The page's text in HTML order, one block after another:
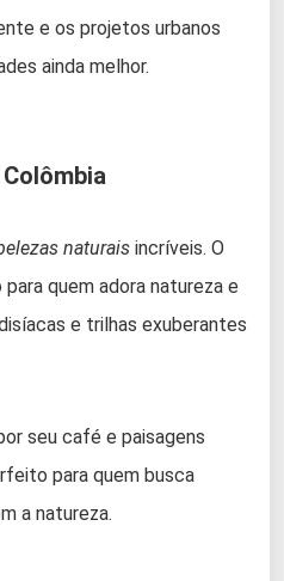
e os projetos urbanos
ainda melhor.
naturais incríveis. O
quem adora natureza e
e trilhas exuberantes
seu café e paisagens
para quem busca
a natureza.